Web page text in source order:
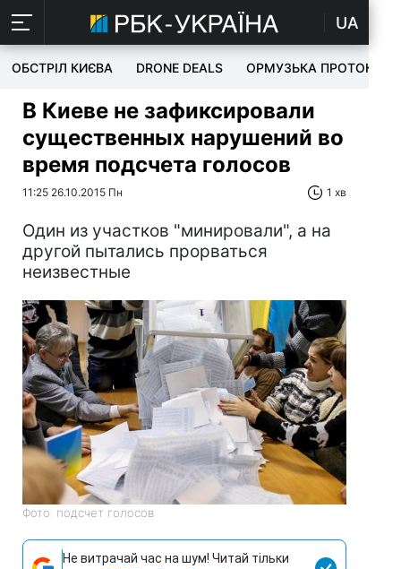
UA
ОБСТРІЛ КИЄВА DRONE DEALS ОРМУЗЬКА ПРОТОКА
В Киеве не зафиксировали
существенных нарушений во
время подсчета голосов
11:25 26.10.2015 Пн 1 хв
Один из участков "минировали", а на
другой пытались прорваться
неизвестные
Фото: подсчет голосов
Не витрачай час на шум! Читай тільки